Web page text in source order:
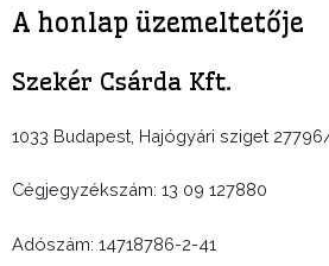
A honlap üzemeltetője
Szekér Csárda Kft.
1033 Budapest, Hajógyári sziget
Cégjegyzékszám: 13 09 127880
Adószám: 14718786-2-41